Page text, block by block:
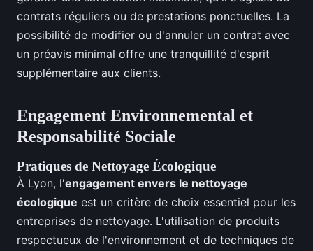
contrats réguliers ou de prestations ponctuelles. La
possibilité de modifier ou d'annuler un contrat avec
un préavis minimal offre une tranquillité d'esprit
supplémentaire aux clients.
Engagement Environnemental et
Responsabilité Sociale
Pratiques de Nettoyage Écologique
À Lyon, l'engagement envers le nettoyage
écologique est un critère de choix essentiel pour les
entreprises de nettoyage. L'utilisation de produits
respectueux de l'environnement et de techniques de